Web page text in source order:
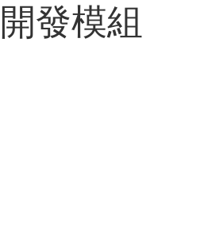
發模組